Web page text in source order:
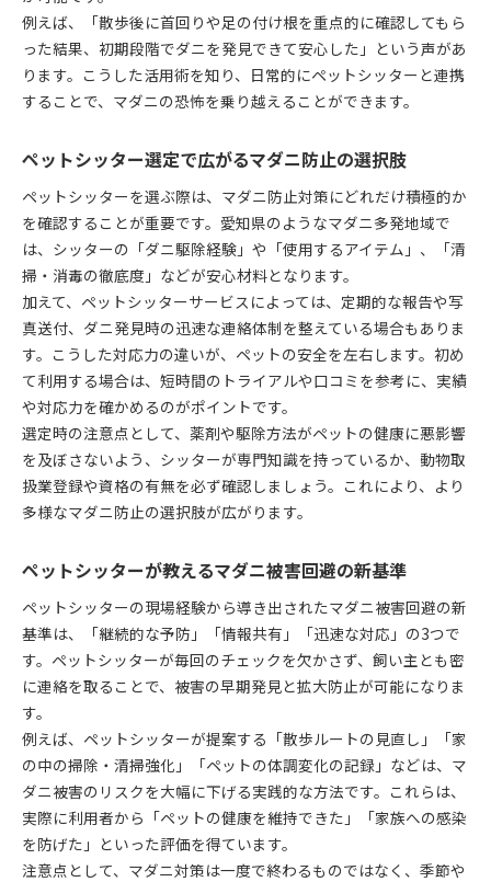
例えば、「散歩後に首回りや足の付け根を重点的に確認してもら
った結果、初期段階でダニを発見できて安心した」という声があ
ります。こうした活用術を知り、日常的にペットシッターと連携
することで、マダニの恐怖を乗り越えることができます。
ペットシッター選定で広がるマダニ防止の選択肢
ペットシッターを選ぶ際は、マダニ防止対策にどれだけ積極的か
を確認することが重要です。愛知県のようなマダニ多発地域で
は、シッターの「ダニ駆除経験」や「使用するアイテム」、「清
掃・消毒の徹底度」などが安心材料となります。
加えて、ペットシッターサービスによっては、定期的な報告や写
真送付、ダニ発見時の迅速な連絡体制を整えている場合もありま
す。こうした対応力の違いが、ペットの安全を左右します。初め
て利用する場合は、短時間のトライアルや口コミを参考に、実績
や対応力を確かめるのがポイントです。
選定時の注意点として、薬剤や駆除方法がペットの健康に悪影響
を及ぼさないよう、シッターが専門知識を持っているか、動物取
扱業登録や資格の有無を必ず確認しましょう。これにより、より
多様なマダニ防止の選択肢が広がります。
ペットシッターが教えるマダニ被害回避の新基準
ペットシッターの現場経験から導き出されたマダニ被害回避の新
基準は、「継続的な予防」「情報共有」「迅速な対応」の3つで
す。ペットシッターが毎回のチェックを欠かさず、飼い主とも密
に連絡を取ることで、被害の早期発見と拡大防止が可能になりま
す。
例えば、ペットシッターが提案する「散歩ルートの見直し」「家
の中の掃除・清掃強化」「ペットの体調変化の記録」などは、マ
ダニ被害のリスクを大幅に下げる実践的な方法です。これらは、
実際に利用者から「ペットの健康を維持できた」「家族への感染
を防げた」といった評価を得ています。
注意点として、マダニ対策は一度で終わるものではなく、季節や